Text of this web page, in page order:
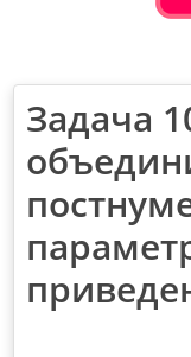
Задача